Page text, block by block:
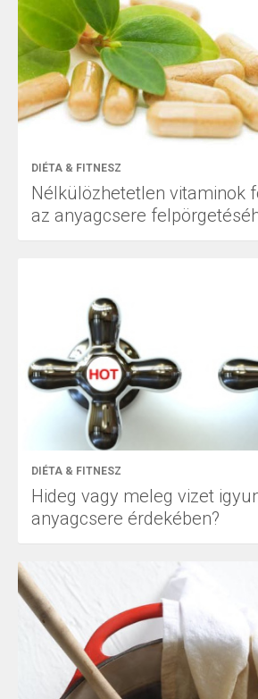
DIÉTA & FITNESZ
Nélkülözhetetlen vitaminok
az anyagcsere
DIÉTA & FITNESZ
Hideg vagy meleg vizet
anyagcsere érdekében?